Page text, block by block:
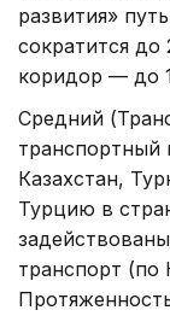
развития»
сократится до
коридор — до
Средний
транспортный
Казахстан,
Турцию в
транспорт